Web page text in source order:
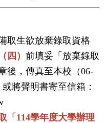
取生欲放棄錄取資格
四） 前填妥「放棄錄取
後，傳真至本校（06-
將聲明書寄至信箱：
「 114學年度大學辦理